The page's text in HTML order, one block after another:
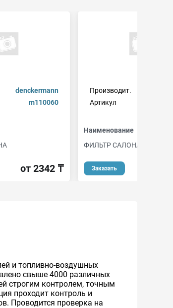
denckermann
m110060
от 2342 ₸
Производит.
Артикул
Наименование
ФИЛЬТР САЛОНА
Заказать
и топливно-воздушных
свыше 4000 различных
строгим контролем, точным
проходит контроль и
Проводится проверка на